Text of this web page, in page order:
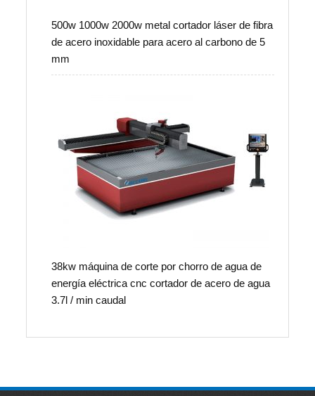
500w 1000w 2000w metal cortador láser de fibra
de acero inoxidable para acero al carbono de 5
mm
38kw máquina de corte por chorro de agua de
energía eléctrica cnc cortador de acero de agua
3.7l / min caudal